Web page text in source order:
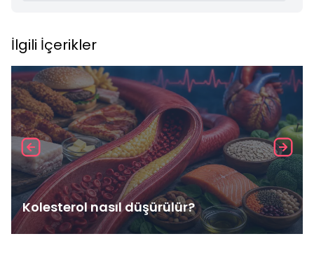
İlgili İçerikler
Kolesterol nasıl düşürülür?